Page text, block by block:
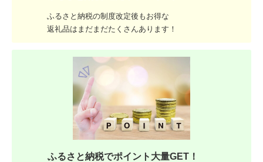
ふるさと納税の制度改定後もお得な
返礼品はまだまだたくさんあります！
ふるさと納税でポイント大量GET！